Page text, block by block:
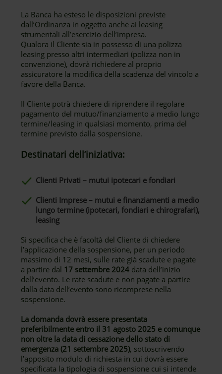
La Banca ha esteso le disposizioni previste
dall’Ordinanza in oggetto anche ai leasing
strumentali all’esercizio dell’impresa.
Qualora il Cliente sia in possesso di una polizza
leasing presso altri intermediari (polizza non in
convenzione), dovrà richiedere al proprio
assicuratore la modifica della scadenza del vincolo a
favore della Banca.
Il Cliente potrà chiedere di riprendere il regolare
pagamento del mutuo/finanziamento a medio lungo
termine/leasing in qualsiasi momento, prima del
termine previsto dalla sospensione.
Destinatari dell’iniziativa:
Clienti Privati – mutui ipotecari e fondiari
Clienti Imprese – mutui e finanziamenti a medio
lungo termine (ipotecari, fondiari e chirografari),
leasing
Si specifica che è facoltà del Cliente di chiedere
l’applicazione della sospensione, per un periodo
massimo di 12 mesi, sulle rate già scadute e pagate
a partire dal 17 settembre 2024 data dell’inizio
dell’evento. Le rate scadute e non pagate a partire
dalla data dell’evento sono ricomprese nella
sospensione.
La domanda dovrà essere presentata
preferibilmente entro il 31 agosto 2025 e comunque
non oltre la data di cessazione dello stato di
emergenza (21 settembre 2025), sottoscrivendo
l’apposito modulo di richiesta in cui dovrà essere
specificata la tipologia di sospensione cui si intende